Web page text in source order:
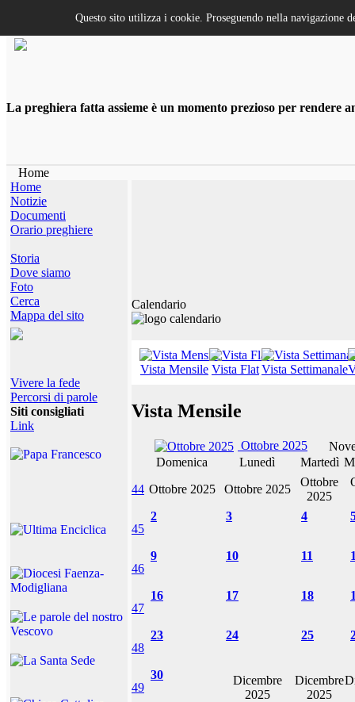
La preghiera fatta assieme è un momento prezioso per rendere
Home
Home
Notizie
Documenti
Orario preghiere
Storia
Dove siamo
Foto
Cerca
Mappa del sito
Vivere la fede
Percorsi di parole
Siti consigliati
Link
Calendario
Vista Mensile Vista FlatVista Settimanale
Vista Mensile
Ottobre 2025
Domenica
Lunedì Martedì
44 Ottobre 2025 Ottobre 2025
Ottobre
2025
45
2 3 4
46
9 10 11
47
16 17 18
48
23 24 25
49
30
Dicembre
2025
Dicembre
2025
Questo sito utilizza i cookie. Proseguendo nella navigazione